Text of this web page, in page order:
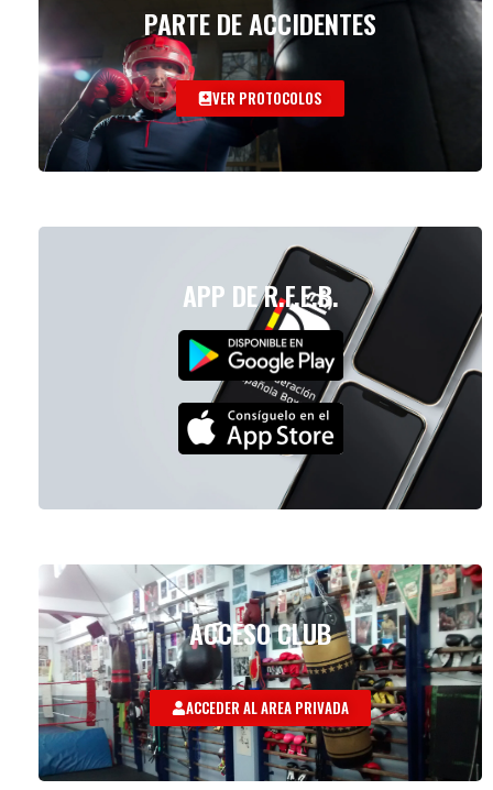
PARTE DE ACCIDENTES
VER PROTOCOLOS
APP DE R.F.E.B.
ACCESO CLUB
ACCEDER AL AREA PRIVADA